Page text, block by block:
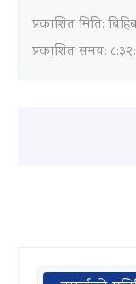
प्रकाशित मिति:
प्रकाशित समय: